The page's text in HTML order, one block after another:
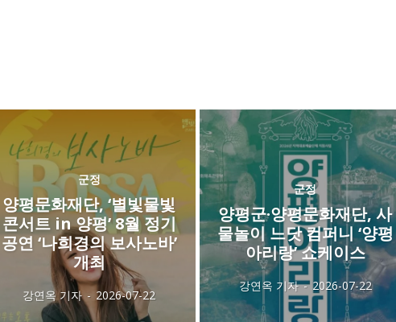
군정
양평문화재단, ‘별빛물빛
콘서트 in 양평’ 8월 정기
공연 ‘나희경의 보사노바’
개최
강연옥 기자 - 2026-07-22
군정
양평군·양평문화재단, 사
물놀이 느닷 컴퍼니 ‘양평
아리랑’ 쇼케이스
강연옥 기자 - 2026-07-22